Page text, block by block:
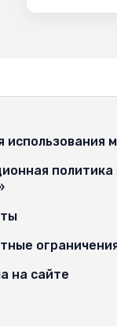
использования
на сайте